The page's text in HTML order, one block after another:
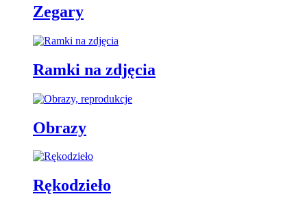
Zegary
Ramki na zdjęcia
Obrazy
Rękodzieło